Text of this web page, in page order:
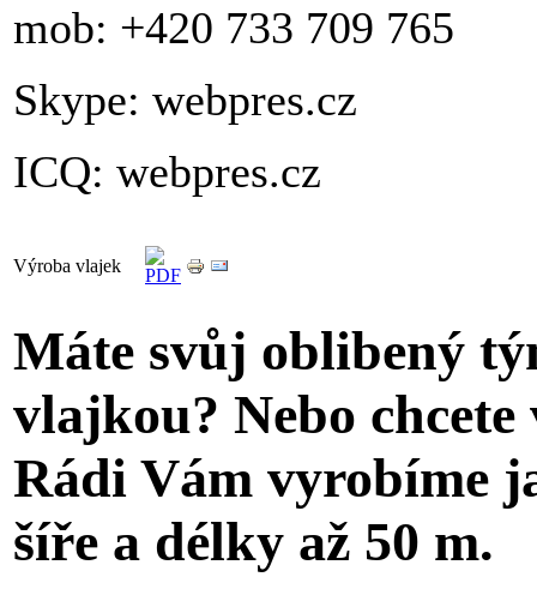
mob: +420 733 709 765
Skype: webpres.cz
ICQ: webpres.cz
Výroba vlajek
Máte svůj oblibený
vlajkou? Nebo
Rádi Vám vyrobíme
šíře a délky až 50 m.